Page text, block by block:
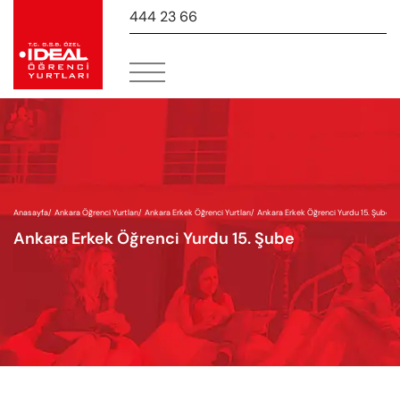
444 23 66
Anasayfa/ Ankara Öğrenci Yurtları/ Ankara Erkek Öğrenci Yurtları/ Ankara Erkek Öğrenci Yurdu 15. Şube
Ankara Erkek Öğrenci Yurdu 15. Şube